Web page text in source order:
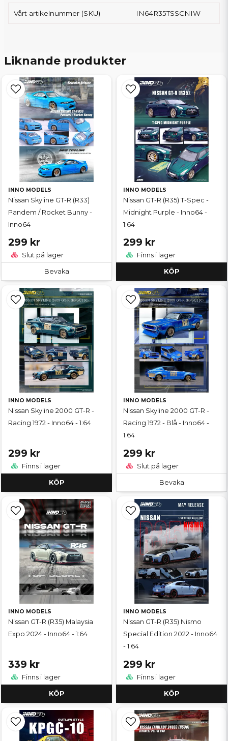
Vårt artikelnummer (SKU) IN64R35TSSCNIW
Liknande produkter
INNO MODELS
Nissan Skyline GT-R (R33)
Pandem / Rocket Bunny -
Inno64
299 kr
Slut på lager
Bevaka
INNO MODELS
Nissan GT-R (R35) T-Spec -
Midnight Purple - Inno64 -
1:64
299 kr
Finns i lager
KÖP
INNO MODELS
Nissan Skyline 2000 GT-R -
Racing 1972 - Inno64 - 1:64
299 kr
Finns i lager
KÖP
INNO MODELS
Nissan Skyline 2000 GT-R -
Racing 1972 - Blå - Inno64 -
1:64
299 kr
Slut på lager
Bevaka
INNO MODELS
Nissan GT-R (R35) Malaysia
Expo 2024 - Inno64 - 1:64
339 kr
Finns i lager
KÖP
INNO MODELS
Nissan GT-R (R35) Nismo
Special Edition 2022 - Inno64
- 1:64
299 kr
Finns i lager
KÖP